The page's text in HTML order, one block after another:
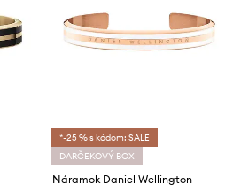
*-25 % s kódom: SALE
DARČEKOVÝ BOX
Náramok Daniel Wellington